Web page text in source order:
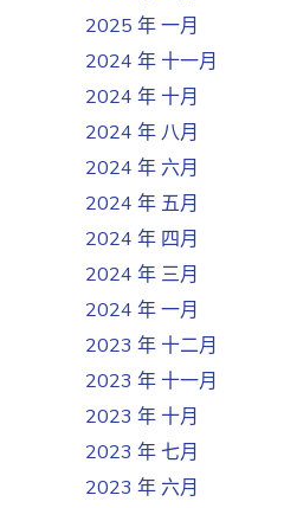
2025 年 一月
2024 年 十一月
2024 年 十月
2024 年 八月
2024 年 六月
2024 年 五月
2024 年 四月
2024 年 三月
2024 年 一月
2023 年 十二月
2023 年 十一月
2023 年 十月
2023 年 七月
2023 年 六月